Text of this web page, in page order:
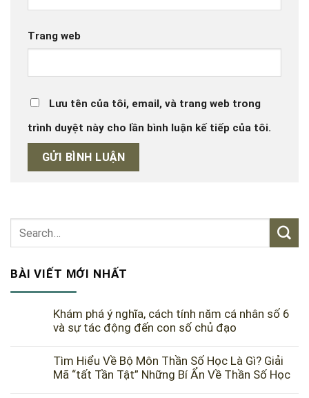
Trang web
Lưu tên của tôi, email, và trang web trong
trình duyệt này cho lần bình luận kế tiếp của tôi.
BÀI VIẾT MỚI NHẤT
Khám phá ý nghĩa, cách tính năm cá nhân số 6
và sự tác động đến con số chủ đạo
Tìm Hiểu Về Bộ Môn Thần Số Học Là Gì? Giải
Mã “tất Tần Tật” Những Bí Ẩn Về Thần Số Học